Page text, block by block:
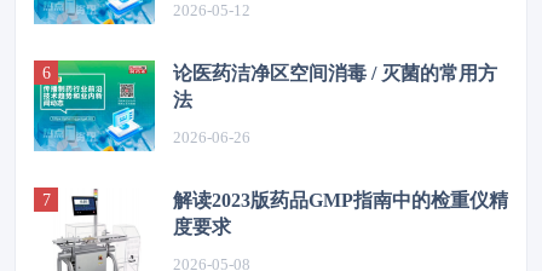
2026-05-12
论医药洁净区空间消毒 / 灭菌的常用方
法
2026-06-26
解读2023版药品GMP指南中的检重仪精
度要求
2026-05-08